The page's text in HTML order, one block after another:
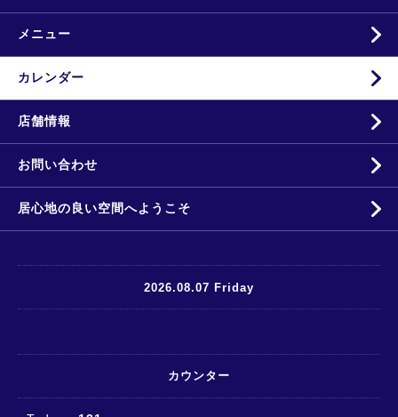
メニュー
カレンダー
店舗情報
お問い合わせ
居心地の良い空間へようこそ
2026.08.07 Friday
カウンター